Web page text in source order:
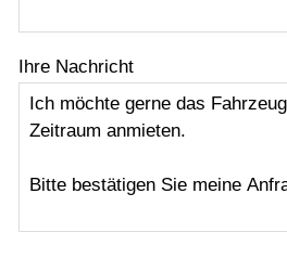
Ihre Nachricht